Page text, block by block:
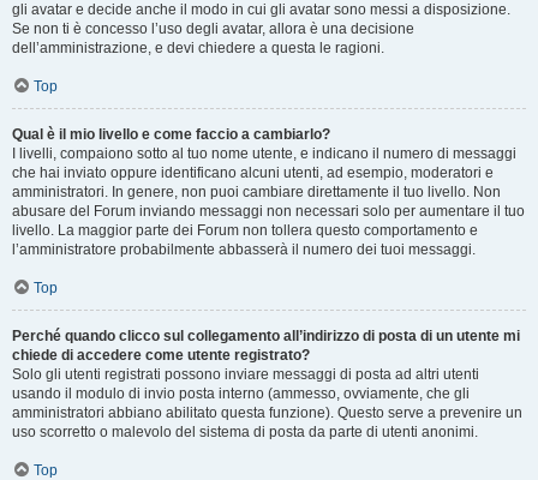
gli avatar e decide anche il modo in cui gli avatar sono messi a disposizione.
Se non ti è concesso l’uso degli avatar, allora è una decisione
dell’amministrazione, e devi chiedere a questa le ragioni.
Top
Qual è il mio livello e come faccio a cambiarlo?
I livelli, compaiono sotto al tuo nome utente, e indicano il numero di messaggi
che hai inviato oppure identificano alcuni utenti, ad esempio, moderatori e
amministratori. In genere, non puoi cambiare direttamente il tuo livello. Non
abusare del Forum inviando messaggi non necessari solo per aumentare il tuo
livello. La maggior parte dei Forum non tollera questo comportamento e
l’amministratore probabilmente abbasserà il numero dei tuoi messaggi.
Top
Perché quando clicco sul collegamento all’indirizzo di posta di un utente mi
chiede di accedere come utente registrato?
Solo gli utenti registrati possono inviare messaggi di posta ad altri utenti
usando il modulo di invio posta interno (ammesso, ovviamente, che gli
amministratori abbiano abilitato questa funzione). Questo serve a prevenire un
uso scorretto o malevolo del sistema di posta da parte di utenti anonimi.
Top